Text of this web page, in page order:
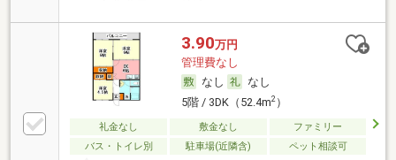
3.90万円
管理費なし
なし
なし
5階 / 3DK（52.4m2）
礼金なし 敷金なし
ファミリー
バス・トイレ別
駐車場(近隣含) ペット相談可